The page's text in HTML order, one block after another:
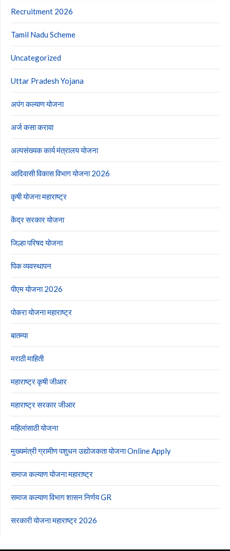
Recruitment 2026
Tamil Nadu Scheme
Uncategorized
Uttar Pradesh Yojana
अपंग कल्याण योजना
अर्ज कसा करावा
अल्पसंख्यक कार्य मंत्रालय योजना
आदिवासी विकास विभाग योजना 2026
कृषी योजना महाराष्ट्र
केंद्र सरकार योजना
जिल्हा परिषद योजना
पिक व्यवस्थापन
पीएम योजना 2026
पोकरा योजना महाराष्ट्र
बातम्या
मराठी माहिती
महाराष्ट्र कृषी जीआर
महाराष्ट्र सरकार जीआर
महिलांसाठी योजना
मुख्यमंत्री ग्रामीण पशुधन उद्योजकता योजना Online Apply
समाज कल्याण योजना महाराष्ट्र
समाज कल्याण विभाग शासन निर्णय GR
सरकारी योजना महाराष्ट्र 2026